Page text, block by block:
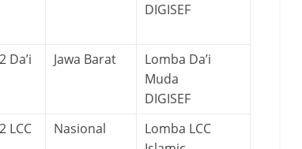
DIGISEF
Da’i
Jawa Barat
Lomba Da’i
Muda
DIGISEF
LCC Nasional
Lomba LCC